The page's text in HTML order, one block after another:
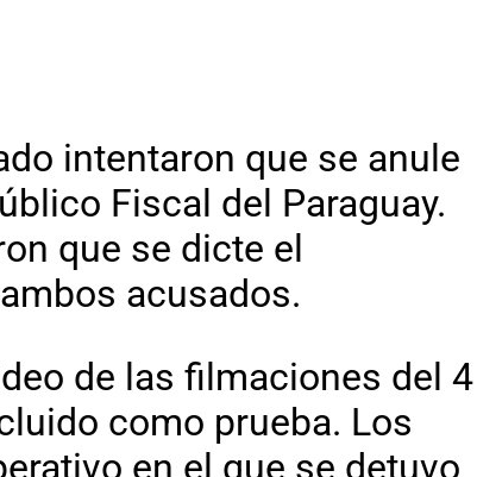
intentaron que se anule
Fiscal del Paraguay.
que se dicte el
acusados.
de las filmaciones del 4
como prueba. Los
en el que se detuvo